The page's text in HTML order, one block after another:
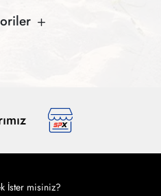
İster misiniz?